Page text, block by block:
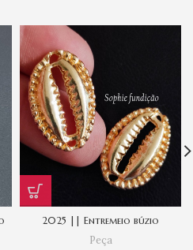
2025 || Entremeio búzio
Peça